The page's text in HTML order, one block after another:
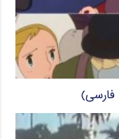
فارسی)